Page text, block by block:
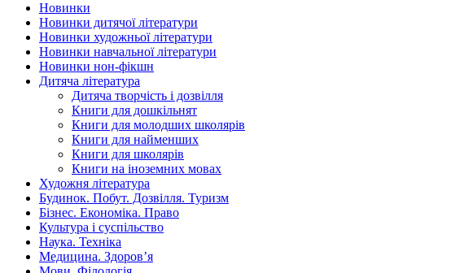
Новинки
Новинки дитячої літератури
Новинки художньої літератури
Новинки навчальної літератури
Новинки нон-фікшн
Дитяча література
Дитяча творчість і дозвілля
Книги для дошкільнят
Книги для молодших школярів
Книги для найменших
Книги для школярів
Книги на іноземних мовах
Художня література
Будинок. Побут. Дозвілля. Туризм
Бізнес. Економіка. Право
Культура і суспільство
Наука. Техніка
Медицина. Здоров’я